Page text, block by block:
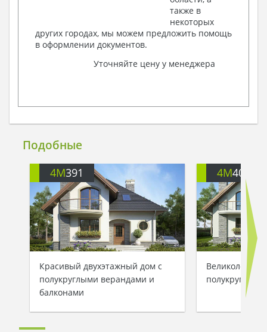
также в
некоторых
других городах, мы можем предложить помощь
в оформлении документов.
Уточняйте цену у менеджера
Подобные
4M391
Красивый двухэтажный дом с
полукруглыми верандами и
балконами
4M401